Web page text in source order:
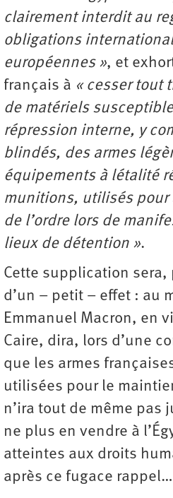
clairement interdit au
obligations
européennes », et
français à « cesser tout
de matériels
répression interne, y
blindés, des armes
équipements à létalité
munitions, utilisés pour
de l’ordre lors de
lieux de détention ».
Cette supplication
d’un – petit – effet : au
Emmanuel Macron, en
Caire, dira, lors d’une
que les armes
utilisées pour le
n’ira tout de même pas
ne plus en vendre à
atteintes aux droits
après ce fugace rappel…